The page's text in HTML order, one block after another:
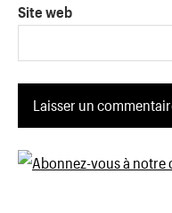
Site web